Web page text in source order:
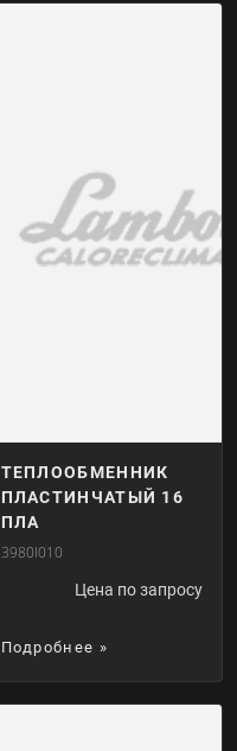
ТЕПЛООБМЕННИК
ПЛАСТИНЧАТЫЙ 16
ПЛА
3980I010
Цена по запросу
Подробнее »